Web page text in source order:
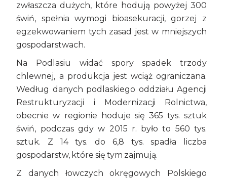
zwłaszcza dużych, które hodują powyżej 300
świń, spełnia wymogi bioasekuracji, gorzej z
egzekwowaniem tych zasad jest w mniejszych
gospodarstwach.
Na Podlasiu widać spory spadek trzody
chlewnej, a produkcja jest wciąż ograniczana.
Według danych podlaskiego oddziału Agencji
Restrukturyzacji i Modernizacji Rolnictwa,
obecnie w regionie hoduje się 365 tys. sztuk
świń, podczas gdy w 2015 r. było to 560 tys.
sztuk. Z 14 tys. do 6,8 tys. spadła liczba
gospodarstw, które się tym zajmują.
Z danych łowczych okręgowych Polskiego